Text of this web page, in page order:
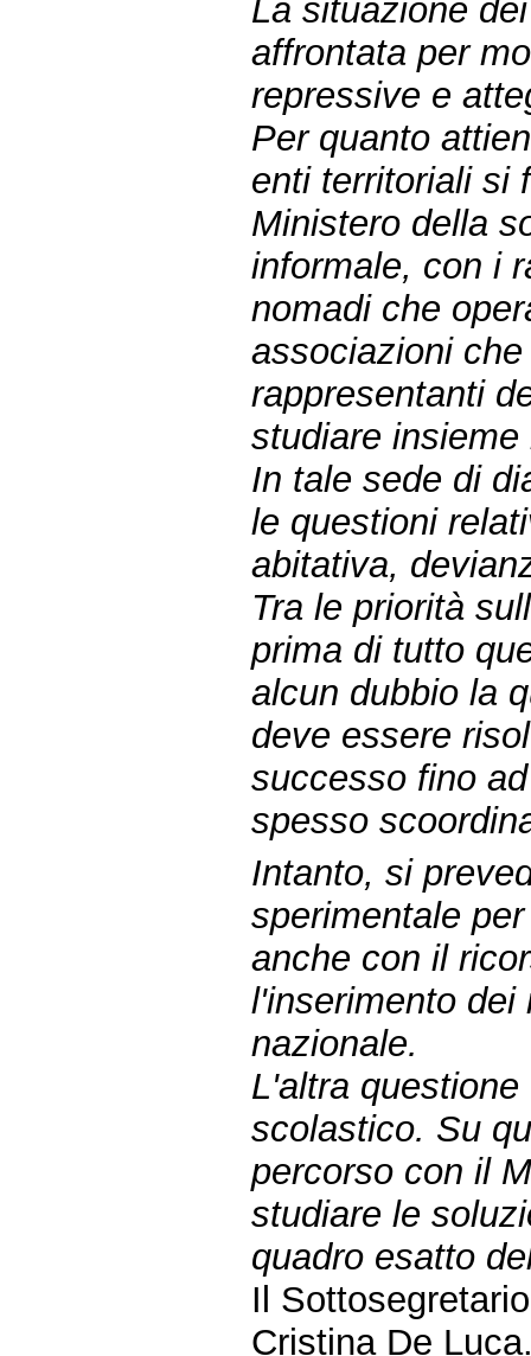
La situazione
affrontata per
repressive e
Per quanto
enti territoriali si
Ministero della
informale, con i
nomadi che
associazioni
rappresentanti
studiare
In tale sede di
le questioni
abitativa,
Tra le priorità
prima di tutto
alcun dubbio la
deve essere
successo fino
spesso
Intanto, si
sperimentale
anche con il
l'inserimento dei
nazionale.
L'altra
scolastico. Su
percorso con il
studiare le
quadro esatto
Il
Cristina De